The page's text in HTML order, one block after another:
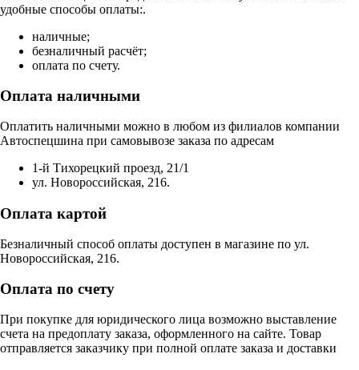
удобные способы оплаты:.
наличные;
безналичный расчёт;
оплата по счету.
Оплата наличными
Оплатить наличными можно в любом из филиалов компании
Автоспецшина при самовывозе заказа по адресам
1-й Тихорецкий проезд, 21/1
ул. Новороссийская, 216.
Оплата картой
Безналичный способ оплаты доступен в магазине по ул.
Новороссийская, 216.
Оплата по счету
При покупке для юридического лица возможно выставление
счета на предоплату заказа, оформленного на сайте. Товар
отправляется заказчику при полной оплате заказа и доставки